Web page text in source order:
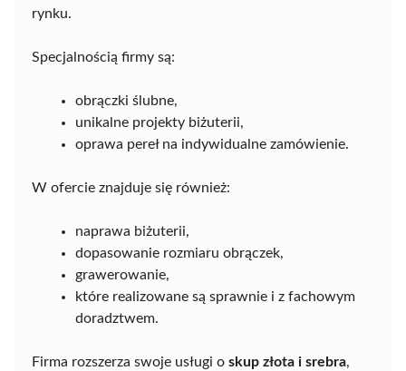
rynku.
Specjalnością firmy są:
obrączki ślubne,
unikalne projekty biżuterii,
oprawa pereł na indywidualne zamówienie.
W ofercie znajduje się również:
naprawa biżuterii,
dopasowanie rozmiaru obrączek,
grawerowanie,
które realizowane są sprawnie i z fachowym
doradztwem.
Firma rozszerza swoje usługi o skup złota i srebra,